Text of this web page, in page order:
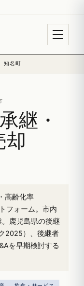
知名町
継・
却
高齢化率
フォーム。市内
鹿児島県の後継
2025）、後継者
を早期検討する